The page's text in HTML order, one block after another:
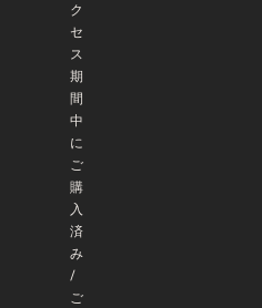
ク
セ
ス
期
間
中
に
ご
購
入
済
み
/
ご